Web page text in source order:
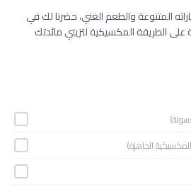
المتنوعة والطعم الغني، حضرنا لك في
الطريقة المكسيكية لتزيني مائدتك
الجاهزة)